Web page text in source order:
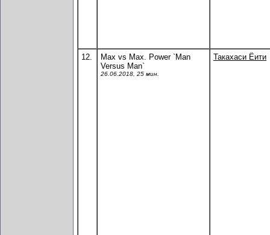
12.
Max vs Max. Power `Man
Versus Man`
26.06.2018, 25 мин.
Такахаси Ёити